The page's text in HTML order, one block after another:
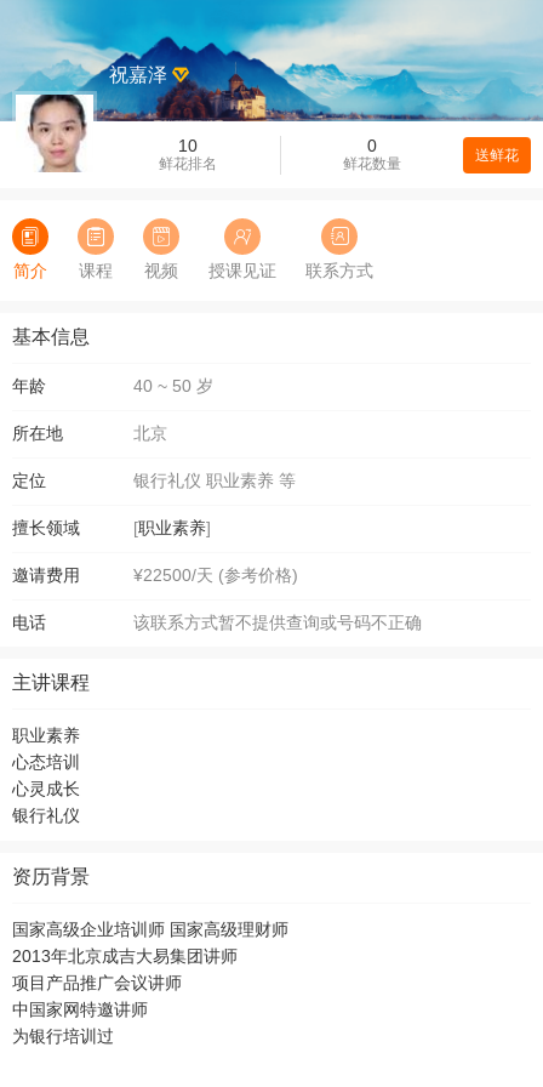
10
鲜花排名
0
鲜花数量 送鲜花
祝嘉泽
简介 课程 视频 授课见证 联系方式
基本信息
年龄 40 ~ 50 岁
所在地 北京
定位 银行礼仪 职业素养 等
擅长领域 [职业素养]
邀请费用 ¥22500/天 (参考价格)
电话 该联系方式暂不提供查询或号码不正确
主讲课程
职业素养
心态培训
心灵成长
银行礼仪
资历背景
国家高级企业培训师 国家高级理财师
2013年北京成吉大易集团讲师
项目产品推广会议讲师
中国家网特邀讲师
为银行培训过